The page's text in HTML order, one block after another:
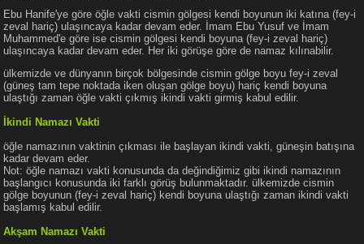
Ebu Hanife'ye göre öğle vakti cismin gölgesi kendi boyunun iki katına (fey-i
zeval hariç) ulaşıncaya kadar devam eder. İmam Ebu Yusuf ve İmam
Muhammed'e göre ise cismin gölgesi kendi boyuna (fey-i zeval hariç)
ulaşıncaya kadar devam eder. Her iki görüşe göre de namaz kılınabilir.
ülkemizde ve dünyanın birçok bölgesinde cismin gölge boyu fey-i zeval
(güneş tam tepe noktada iken oluşan gölge boyu) hariç kendi boyuna
ulaştığı zaman öğle vakti çıkmış ikindi vakti girmiş kabul edilir.
İkindi Namazı Vakti
öğle namazının vaktinin çıkması ile başlayan ikindi vakti, güneşin batışına
kadar devam eder.
Not: öğle namazı vakti konusunda da değindiğimiz gibi ikindi namazının
başlangıcı konusunda iki farklı görüş bulunmaktadır. ülkemizde cismin
gölge boyunun (fey-i zeval hariç) kendi boyuna ulaştığı zaman ikindi vakti
başlamış kabul edilir.
Akşam Namazı Vakti